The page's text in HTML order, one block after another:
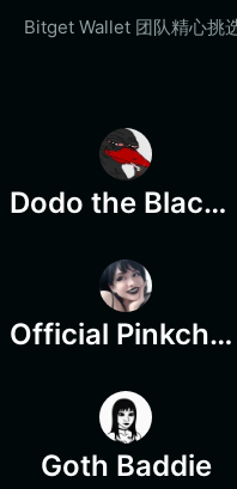
Bitget Wallet 团队精心挑
Dodo the Black Swan
Official Pinkchuu Coin
Goth Baddie